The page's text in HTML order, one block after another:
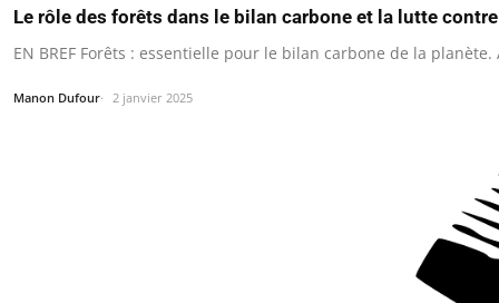
Le rôle des forêts dans le bilan carbone et la lutte
EN BREF Forêts : essentielle pour le bilan carbone de la
Manon Dufour 2 janvier 2025